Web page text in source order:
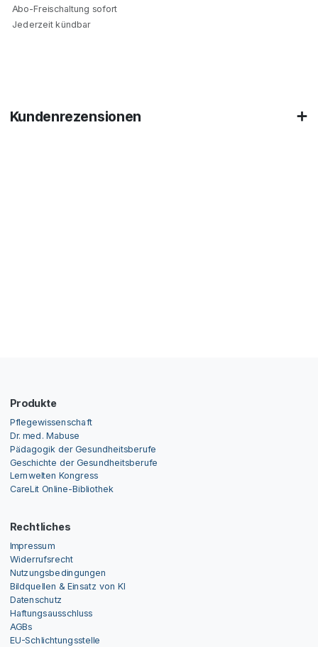
Abo-Freischaltung sofort
Jederzeit kündbar
Kundenrezensionen
Produkte
Pflegewissenschaft
Dr. med. Mabuse
Pädagogik der Gesundheitsberufe
Geschichte der Gesundheitsberufe
Lernwelten Kongress
CareLit Online-Bibliothek
Rechtliches
Impressum
Widerrufsrecht
Nutzungsbedingungen
Bildquellen & Einsatz von KI
Datenschutz
Haftungsausschluss
AGBs
EU-Schlichtungsstelle